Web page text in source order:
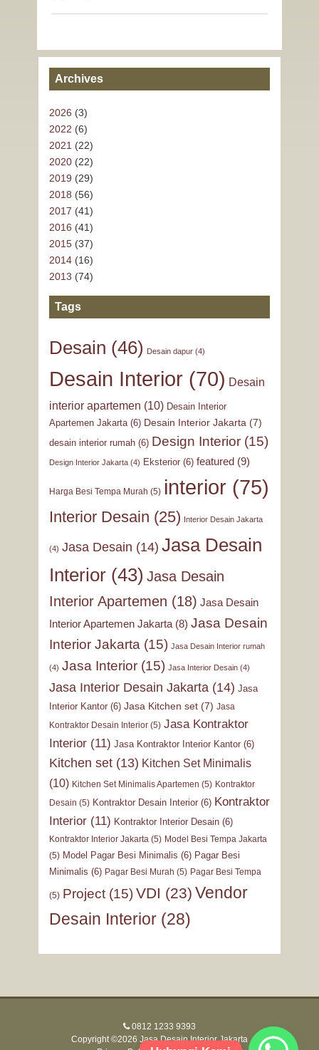
Archives
2026 (3)
2022 (6)
2021 (22)
2020(22)
2019 (29)
2018 (56)
2017 (41)
2016 (41)
2015(37)
2014(16)
2013 (74)
Tags
Desain (46) Desain dapur(4)
Desain Interior(70) Desain
interior apartemen (10) Desain Interior
Apartemen Jakarta(6) Desain Interior Jakarta (7)
desain interior rumah(6) Design Interior(15)
Design Interior Jakarta(4) Eksterior(6) featured(9)
Harga Besi Tempa Murah (5) interior(75)
Interior Desain (25) Interior Desain Jakarta
(4) Jasa Desain (14) Jasa Desain
Interior(43) Jasa Desain
Interior Apartemen (18) Jasa Desain
Interior Apartemen Jakarta(8) Jasa Desain
Interior Jakarta (15) Jasa Desain Interior rumah
(4) Jasa Interior(15) Jasa Interior Desain(4)
Jasa Interior Desain Jakarta (14) Jasa
Interior Kantor(6) Jasa Kitchen set(7) Jasa
Kontraktor Desain Interior(5) Jasa Kontraktor
Interior(11) Jasa Kontraktor Interior Kantor(6)
Kitchen set(13) Kitchen Set Minimalis
(10) Kitchen Set Minimalis Apartemen (5) Kontraktor
Desain (5) Kontraktor Desain Interior(6) Kontraktor
Interior(11) Kontraktor Interior Desain(6)
Kontraktor Interior Jakarta(5) Model Besi Tempa Jakarta
(5) Model Pagar Besi Minimalis (6) Pagar Besi
Minimalis (6) Pagar Besi Murah (5) Pagar Besi Tempa
(5) Project(15) VDI (23) Vendor
Desain Interior(28)
0812 1233 9393
Copyright ©2026 Jasa Desain Interior Jakarta